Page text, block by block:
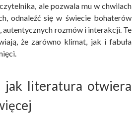
ale pozwala mu w chwilach
odnaleźć się w świecie bohaterów
autentycznych rozmów i interakcji. Te
że zarówno klimat, jak i fabuła
jak literatura otwiera